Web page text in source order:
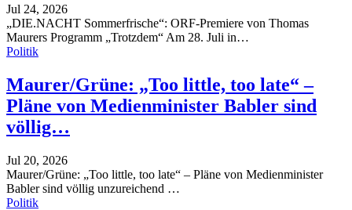
Jul 24, 2026
„DIE.NACHT Sommerfrische“: ORF-Premiere von Thomas
Maurers Programm „Trotzdem“ Am 28. Juli in…
Politik
Maurer/Grüne: „Too little, too late“ –
Pläne von Medienminister Babler sind
völlig…
Jul 20, 2026
Maurer/Grüne: „Too little, too late“ – Pläne von Medienminister
Babler sind völlig unzureichend …
Politik